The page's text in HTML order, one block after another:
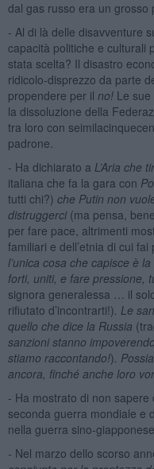
dal gas russo era un grosso
- Al di là delle disavventure
capacità politiche e culturali
stata scelta? Il disastro
ridicolo-disprezzo da parte
propendere per il no! Le
la dissoluzione della
tra loro con
padrone.
- Ha dichiarato a L’Aria che
italiana che fa la gara con
tutti chi?) che Putin non
distruggerci(ma pensa,
per fare pace, altrimenti
familiari e dell’etnia di cui
l’unica cosa che capisce è
forti, uniti, e fare pressione,
signora generalessa … il
rifiutato d’incontrarti!) . Le
quello che dice la Russia
sanzioni stanno
stiamo raccontando!) .
ancora, finché anche loro
- Ha mostrato di non
seconda guerra mondiale e
nella guerra sino-
- Nel marzo dello scorso